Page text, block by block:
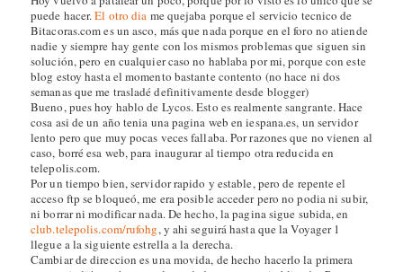
puede hacer.El otro dia me quejaba porque el servicio tecnico de
Bitacoras.com es un asco, más que nada porque en el foro no atiende
nadie y siempre hay gente con los mismos problemas que siguen sin
solución, pero en cualquier caso no hablaba por mi, porque con este
blog estoy hasta el momento bastante contento (no hace ni dos
semanas que me trasladé definitivamente desde blogger)
Bueno, pues hoy hablo de Lycos. Esto es realmente sangrante. Hace
cosa asi de un año tenia una pagina web en iespana.es, un servidor
lento pero que muy pocas veces fallaba. Por razones que no vienen al
caso, borré esa web, para inaugurar al tiempo otra reducida en
telepolis.com.
Por un tiempo bien, servidor rapido y estable, pero de repente el
acceso ftp se bloqueó, me era posible acceder pero no podia ni subir,
ni borrar ni modificar nada. De hecho, la pagina sigue subida, en
club.telepolis.com/rufohg, y ahi seguirá hasta que la Voyager 1
llegue a la siguiente estrella a la derecha.
Cambiar de direccion es una movida, de hecho hacerlo la primera